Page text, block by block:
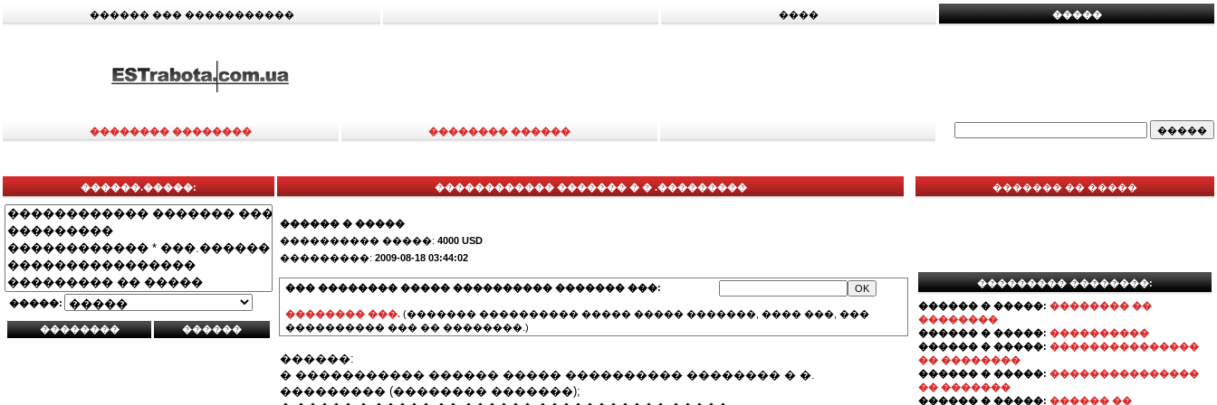
������ ��� ����������� ���� �����
�������� �������� �������� ������
������.�����:
�����:
������������ ������� � � .���������
������ � �����
���������� �����: 4000 USD
���������: 2009-08-18 03:44:02
��� �������� ����� ���������� ������� ���:
�������� ���. (������� ���������� ����� ����� �������, ���� ���, ���
���������� ��� �� ��������.)
������:
� ����������� ������ ����� ���������� �������� � �.
��������� (�������� �������);
������� �� �����
��������� ��������:
������ � �����: �������� ��
��������
������ � �����: ����������
������ � �����: ���������������
�� ��������
������ � �����: ���������������
�� �������
������ � �����: ������ ��